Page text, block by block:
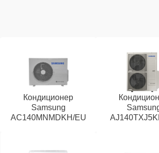
Кондиционер
Samsung
AC140MNMDKH/EU